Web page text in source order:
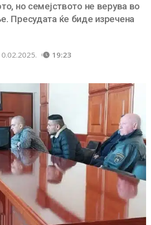
но семејството не верува во
Пресудата ќе биде изречена
19:23